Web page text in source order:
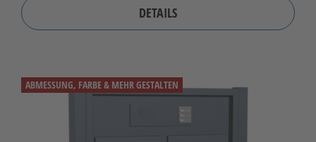
DETAILS
ABMESSUNG, FARBE & MEHR GESTALTEN